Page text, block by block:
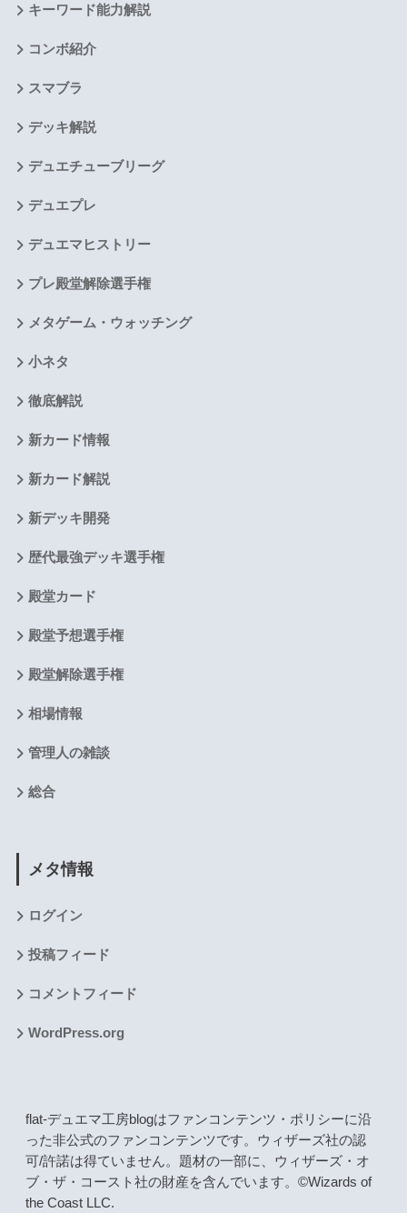
キーワード能力解説
コンボ紹介
スマブラ
デッキ解説
デュエチューブリーグ
デュエプレ
デュエマヒストリー
プレ殿堂解除選手権
メタゲーム・ウォッチング
小ネタ
徹底解説
新カード情報
新カード解説
新デッキ開発
歴代最強デッキ選手権
殿堂カード
殿堂予想選手権
殿堂解除選手権
相場情報
管理人の雑談
総合
メタ情報
ログイン
投稿フィード
コメントフィード
WordPress.org
flat-デュエマ工房blogはファンコンテンツ・ポリシーに沿
った非公式のファンコンテンツです。ウィザーズ社の認
可/許諾は得ていません。題材の一部に、ウィザーズ・オ
ブ・ザ・コースト社の財産を含んでいます。©Wizards of
the Coast LLC.